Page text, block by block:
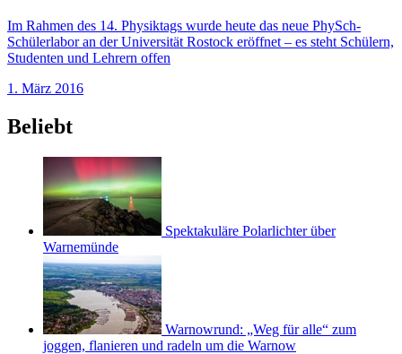
Im Rahmen des 14. Physiktags wurde heute das neue PhySch-
Schülerlabor an der Universität Rostock eröffnet – es steht Schülern,
Studenten und Lehrern offen
1. März 2016
Beliebt
Spektakuläre Polarlichter über
Warnemünde
Warnowrund: „Weg für alle“ zum
joggen, flanieren und radeln um die Warnow